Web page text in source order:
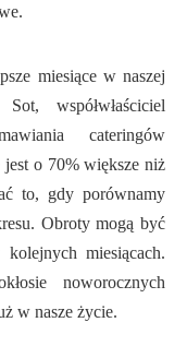
miesiące w naszej
współwłaściciel
cateringów
o 70% większe niż
to, gdy porównamy
Obroty mogą być
miesiącach.
noworocznych
w nasze życie.